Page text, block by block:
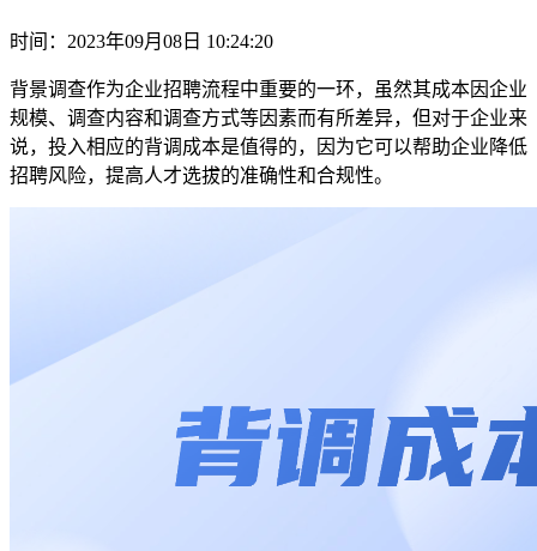
时间：2023年09月08日 10:24:20
背景调查作为企业招聘流程中重要的一环，虽然其成本因企业
规模、调查内容和调查方式等因素而有所差异，但对于企业来
说，投入相应的背调成本是值得的，因为它可以帮助企业降低
招聘风险，提高人才选拔的准确性和合规性。